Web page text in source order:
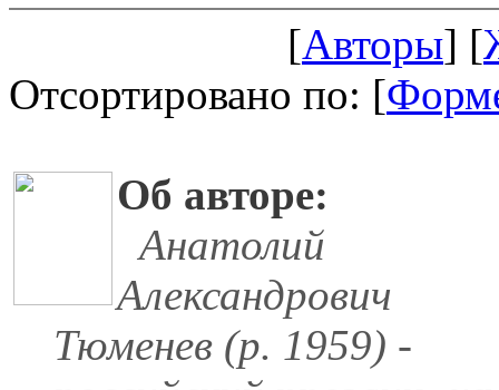
[Авторы] [
Отсортировано по: [
Об авторе:
Анатолий
Александрович
Тюменев (р. 1959) -